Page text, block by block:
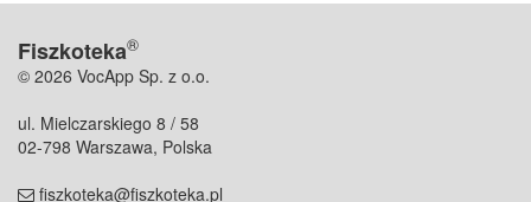
Fiszkoteka®
© 2026 VocApp Sp. z o.o.
ul. Mielczarskiego 8 / 58
02-798 Warszawa, Polska
fiszkoteka@fiszkoteka.pl